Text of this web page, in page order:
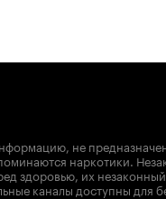
не
наркотики.
здоровью, их
каналы доступны для